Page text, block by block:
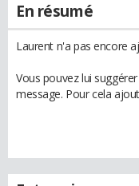
En résumé
Laurent n'a pas encore
Vous pouvez lui
message. Pour cela